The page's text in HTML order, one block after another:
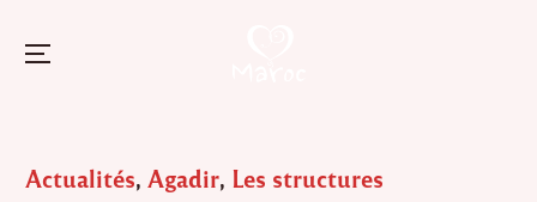
content
Menu
Posted
Actualités,Agadir, Les structures